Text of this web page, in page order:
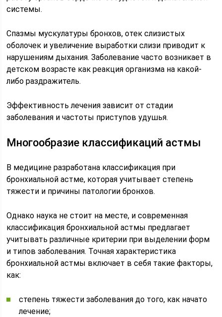
системы.
Спазмы мускулатуры бронхов, отек слизистых
оболочек и увеличение выработки слизи приводит к
нарушениям дыхания. Заболевание часто возникает в
детском возрасте как реакция организма на какой-
либо раздражитель.
Эффективность лечения зависит от стадии
заболевания и частоты приступов удушья.
Многообразие классификаций астмы
В медицине разработана классификация при
бронхиальной астме, которая учитывает степень
тяжести и причины патологии бронхов.
Однако наука не стоит на месте, и современная
классификация бронхиальной астмы предлагает
учитывать различные критерии при выделении форм
и типов заболевания. Точная характеристика
бронхиальной астмы включает в себя такие факторы,
как:
степень тяжести заболевания до того, как начато
лечение;